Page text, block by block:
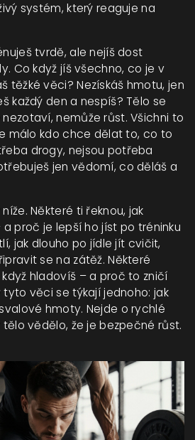
systém, který reaguje na
tvrdě, ale nejíš dost
Co když jíš všechno, co je v
těžké věci? Nezískáš hmotu, jen
každý den a nespíš? Tělo se
nemůže růst. Všichni to
málo kdo chce dělat to, co to
drogy, nejsou potřeba
jen vědomí, co děláš a
Některé ti řeknou, jak
proč je lepší ho jíst po tréninku
jak dlouho po jídle jít cvičit,
se na zátěž. Některé
hladovíš – a proč to zničí
věci se týkají jednoho: jak
hmoty. Nejde o rychlé
vědělo, že je bezpečné růst.